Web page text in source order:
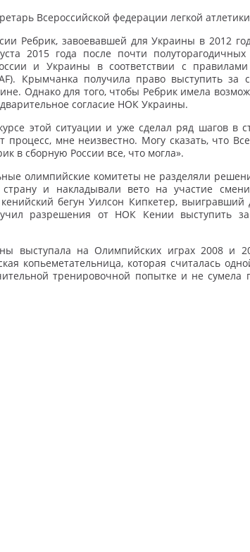
Всероссийской федерации легкой
Ребрик, завоевавшей для Украины в 2012
2015 года после почти
и Украины в соответствии с
Крымчанка получила право выступить
Однако для того, чтобы Ребрик имела
согласие НОК Украины.
этой ситуации и уже сделал ряд шагов в
процесс, мне неизвестно. Могу сказать, что
в сборную России все, что могла».
олимпийские комитеты не разделяли
и накладывали вето на участие
бегун Уилсон Кипкетер, выигравший
разрешения от НОК Кении выступить
выступала на Олимпийских играх 2008 и
копьеметательница, которая считалась
тренировочной попытке и не сумела